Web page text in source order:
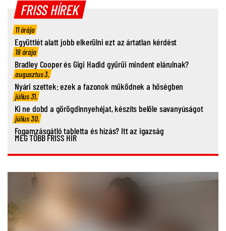
FRISS HÍREK
11 órája
Együttlét alatt jobb elkerülni ezt az ártatlan kérdést
18 órája
Bradley Cooper és Gigi Hadid gyűrűi mindent elárulnak?
augusztus 3.
Nyári szettek: ezek a fazonok működnek a hőségben
július 31.
Ki ne dobd a görögdinnyehéjat, készíts belőle savanyúságot
július 30.
Fogamzásgátló tabletta és hízás? Itt az igazság
MÉG TÖBB FRISS HÍR